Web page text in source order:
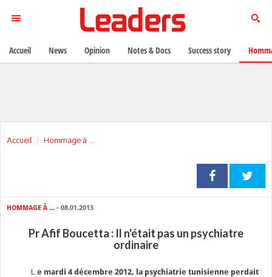
Accueil Hommage à ...
HOMMAGE À ... - 08.01.2013
Pr Afif Boucetta : Il n'était pas un psychiatre
ordinaire
L e mardi 4 décembre 2012, la psychiatrie tunisienne perdait
Accueil News Opinion Notes & Docs Success story